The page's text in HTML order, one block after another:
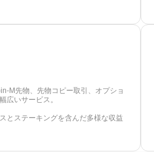
M先物、先物コピー取引、オプショ
広いサービス。
とステーキングを含んだ多様な収益